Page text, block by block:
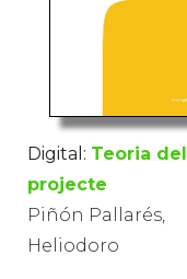
Digital: Teoria del
projecte
Piñón Pallarés,
Heliodoro